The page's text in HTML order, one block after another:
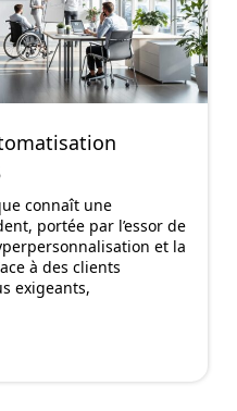
connaît une
portée par l’essor de
et la
à des clients
exigeants,